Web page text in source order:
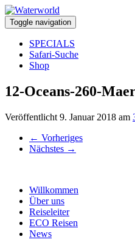
Toggle navigation
SPECIALS
Safari-Suche
Shop
12-Oceans-260-
Veröffentlicht 9. Januar 2018 am
← Vorheriges
Nächstes →
Willkommen
Über uns
Reiseleiter
ECO Reisen
News